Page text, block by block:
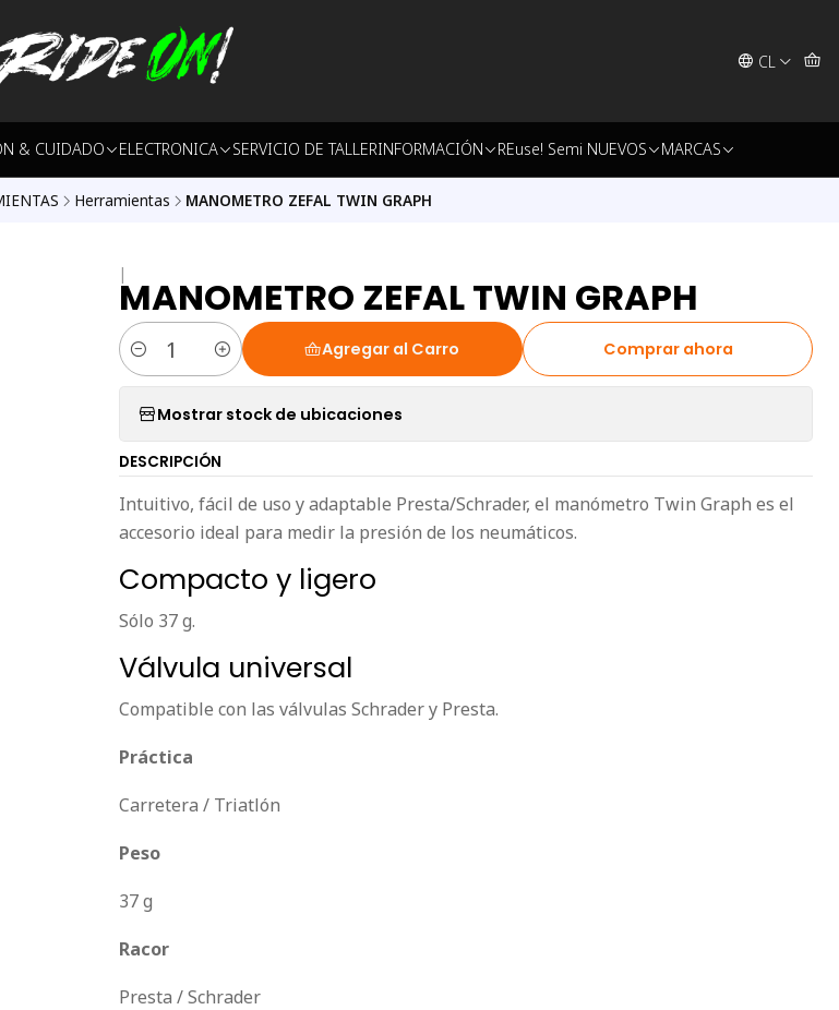
CL
& CUIDADO ELECTRONICA SERVICIO DE TALLERINFORMACIÓN REuse! Semi NUEVOS MARCAS
Herramientas MANOMETRO ZEFAL TWIN GRAPH
|MANOMETRO ZEFAL TWIN GRAPH
Cantidad
Agregar al Carro Comprar ahora
Mostrar stock de ubicaciones
DESCRIPCIÓN
Intuitivo, fácil de uso y adaptable Presta/Schrader, el manómetro Twin Graph es el
accesorio ideal para medir la presión de los neumáticos.
Compacto y ligero
Sólo 37 g.
Válvula universal
Compatible con las válvulas Schrader y Presta.
Práctica
Carretera / Triatlón
Peso
37 g
Racor
Presta / Schrader